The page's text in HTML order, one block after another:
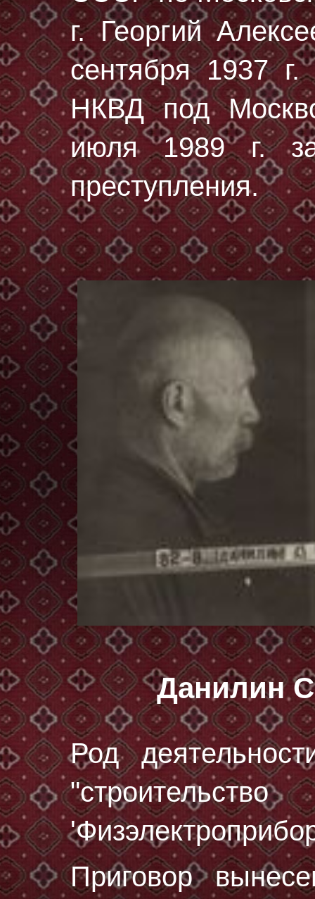
г. Георгий
сентября 1937 г.
НКВД под
июля 1989 г. за
преступления.
Данилин
Род
Приговор